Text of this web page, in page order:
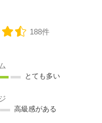
188件
とても多い
高級感がある